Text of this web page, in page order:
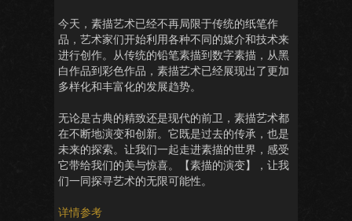
今天，素描艺术已经不再局限于传统的纸笔作
品，艺术家们开始利用各种不同的媒介和技术来
进行创作。从传统的铅笔素描到数字素描，从黑
白作品到彩色作品，素描艺术已经展现出了更加
多样化和丰富化的发展趋势。
无论是古典的精致还是现代的前卫，素描艺术都
在不断地演变和创新。它既是过去的传承，也是
未来的探索。让我们一起走进素描的世界，感受
它带给我们的美与惊喜。【素描的演变】，让我
们一同探寻艺术的无限可能性。
详情参考